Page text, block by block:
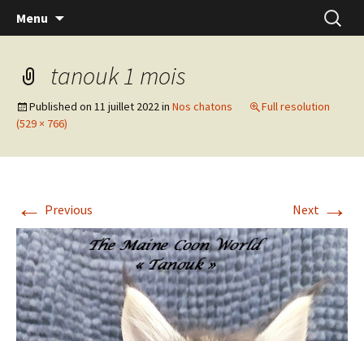
Menu
tanouk 1 mois
Published on 11 juillet 2022in Nos chatons
Full resolution
(529 × 766)
← Previous Next →